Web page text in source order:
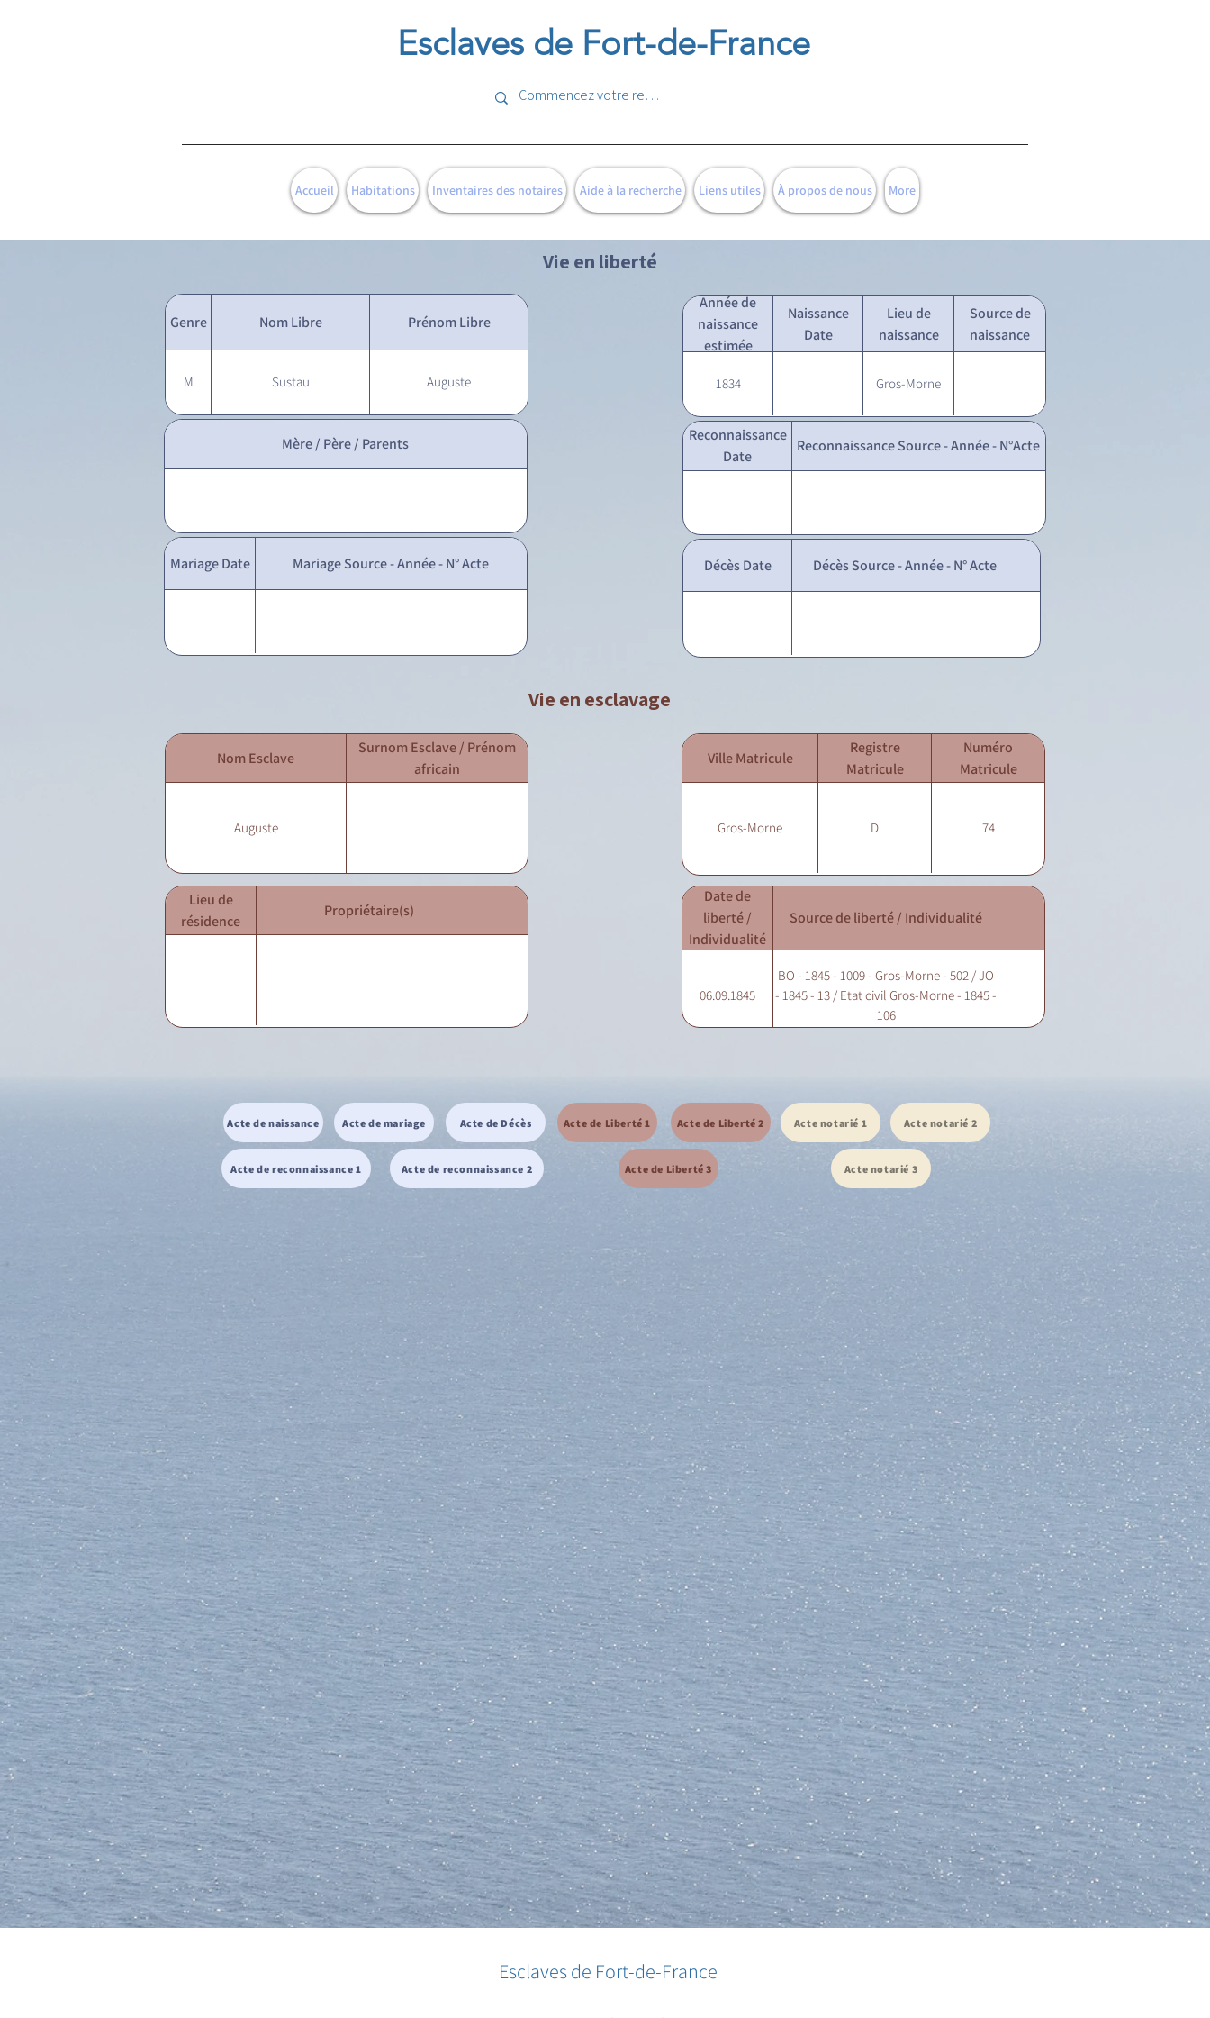
Esclaves de Fort-de-France
Accueil Habitations Inventaires des notaires Aide à la recherche Liens utiles À propos de nous More
Vie en liberté
Genre Nom Libre Prénom Libre
M Sustau Auguste
Année de
naissance
estimée
Naissance
Date
Lieu de
naissance
Source de
naissance
1834 Gros-Morne
Mère / Père / Parents
Mariage Date Mariage Source - Année - N° Acte
Reconnaissance
Date
Reconnaissance Source - Année - N°Acte
Décès Date Décès Source - Année - N° Acte
Vie en esclavage
Nom Esclave
Surnom Esclave / Prénom
africain
Auguste
Ville Matricule
Registre
Matricule
Numéro
Matricule
Gros-Morne D 74
Lieu de
résidence
Propriétaire(s)
Date de
liberté /
Individualité
Source de liberté / Individualité
06.09.1845
BO - 1845 - 1009 - Gros-Morne - 502 / JO
- 1845 - 13 / Etat civil Gros-Morne - 1845 -
106
Acte de naissance Acte de mariage Acte de Décès
Acte de reconnaissance 1 Acte de reconnaissance 2
Acte de Liberté 1 Acte de Liberté 2
Acte de Liberté 3
Acte notarié 1 Acte notarié 2
Acte notarié 3
Esclaves de Fort-de-France